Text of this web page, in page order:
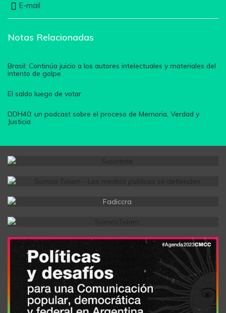
E-mail
Notas Relacionadas
Brasil: Continúa juicio a los autores intelectuales y materiales del
intento de golpe
El saldo luego de votar
DDH40: un podcast sobre el proceso de Memoria, Verdad y
Justicia